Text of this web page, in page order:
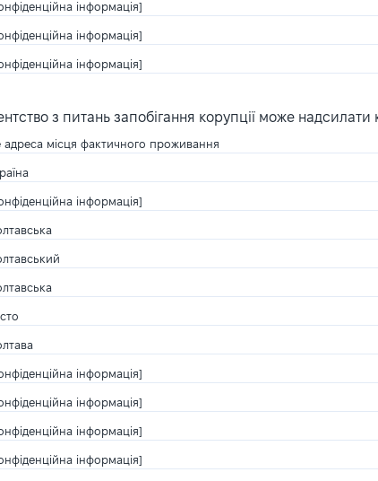
інформація]
інформація]
інформація]
з питань запобігання корупції може
адреса місця фактичного проживання
інформація]
інформація]
інформація]
інформація]
інформація]